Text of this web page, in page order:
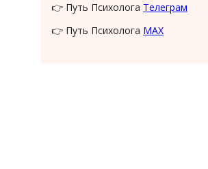
👉 Путь Психолога Телеграм
👉 Путь Психолога MAX